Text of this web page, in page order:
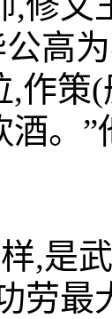
高
,作策
酒。
是武
劳最